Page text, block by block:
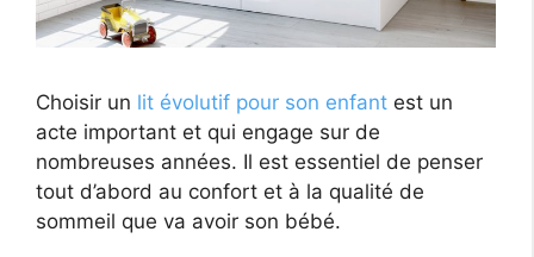
Choisir un lit évolutif pour son enfant est un
acte important et qui engage sur de
nombreuses années. Il est essentiel de penser
tout d’abord au confort et à la qualité de
sommeil que va avoir son bébé.